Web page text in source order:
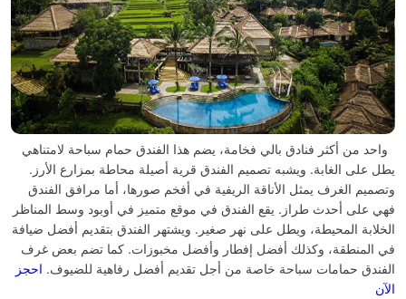
واحد من أكثر فنادق بالي فخامة، يضم هذا الفندق حمام سباحة لامتناهي
يطل على الغابة. ويشبه تصميم الفندق قرية أصيلة محاطة بمزارع الأرز.
وتصميم الغرف يمثل الأناقة الريفية في أفخم صورها، أما مرافق الفندق
فهي على أحدث طراز. يقع الفندق في موقع متميز في أوبود وسط المناظر
الخلابة المحيطة، ويطل على نهر صغير. ويشتهر الفندق بتقديم أفضل ضيافة
في المنطقة، وكذلك أفضل إفطار وأفضل مخبوزات. كما تضم بعض غرف
الفندق حمامات سباحة خاصة من أجل تقديم أفضل رفاهية للضيوف. احجز
الآن